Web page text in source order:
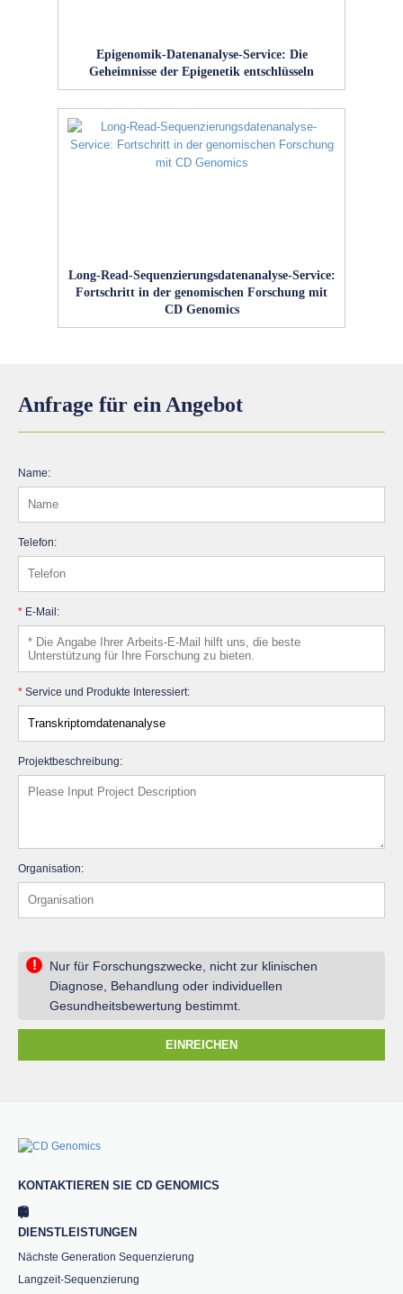
Epigenomik-Datenanalyse-Service: Die
Geheimnisse der Epigenetik entschlüsseln
Long-Read-Sequenzierungsdatenanalyse-Service:
Fortschritt in der genomischen Forschung mit
CD Genomics
Anfrage für ein Angebot
Name:
Telefon:
* E-Mail:
* Service und Produkte Interessiert:
Projektbeschreibung:
Organisation:
!
Nur für Forschungszwecke, nicht zur klinischen
Diagnose, Behandlung oder individuellen
Gesundheitsbewertung bestimmt.
EINREICHEN
KONTAKTIEREN SIE CD GENOMICS
DIENSTLEISTUNGEN
Nächste Generation Sequenzierung
Langzeit-Sequenzierung